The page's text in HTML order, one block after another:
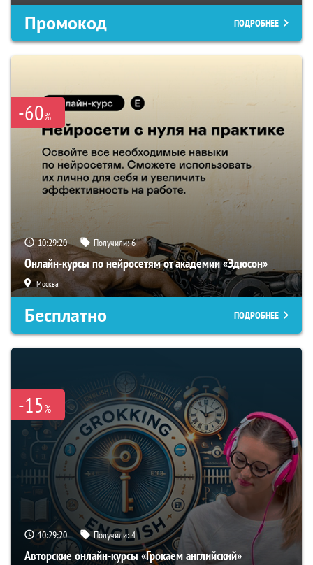
Промокод ПОДРОБНЕЕ
-60%
10:29:19 Получили:6
Онлайн-курсы по нейросетям от академии «Эдюсон»
Москва
Бесплатно ПОДРОБНЕЕ
-15%
10:29:19 Получили:4
Авторские онлайн-курсы «Грокаем английский»